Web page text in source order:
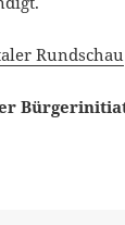
Rundschau